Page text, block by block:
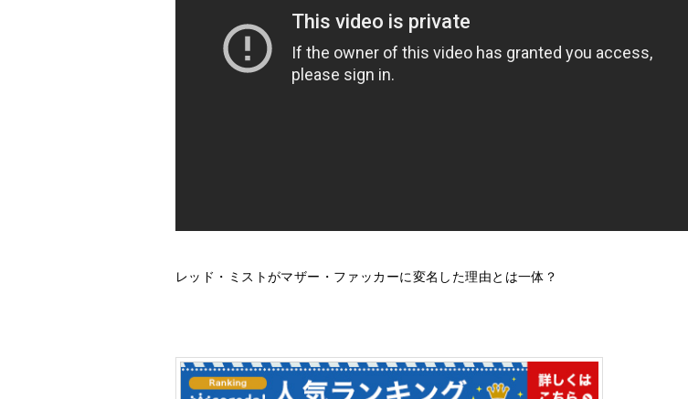
レッド・ミストがマザー・ファッカーに変名した理由とは一体？